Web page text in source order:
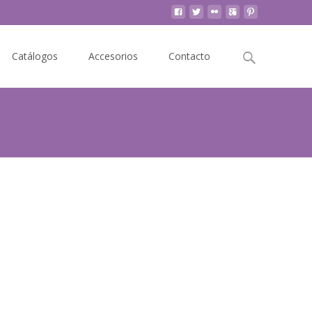
Catálogos Accesorios Contacto
Buscar
por: